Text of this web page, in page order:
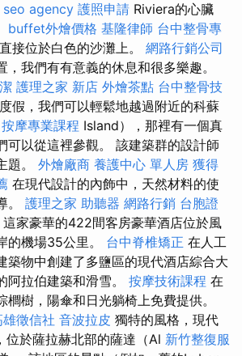
seo agency 護照申請 Riviera的心臟
buffet外燴價格 基隆律師 台中整骨專
接位於白色的沙灘上。 網路行銷公司
，我們有有意義的休息和很多樂趣。
護理之家 新店 外燴茶點 台中整骨技
假，我們可以輕鬆地越過附近的科蘇
按摩專業課程 Island），那裡有一個真
可以從這裡參觀。 該建築群的設計師
題。 外燴廠商 養護中心 單人房 獲得
在現代設計的內飾中，天然材料的使
。 護理之家 助聽器 網路行銷 台胞證
這家豪華的422間客房豪華酒店位於風
的機場35公里。 台中脊椎矯正 在人工
築物中創建了多鹽區的現代酒店綜合大
阿拉伯建築和滑雪。 按摩技術課程 在
樹，陽傘和日光躺椅上免費提供。
雄徵信社 音波拉皮 獨特的風格，現代
位於薩拉赫北部的薩達（Al 新竹整復服